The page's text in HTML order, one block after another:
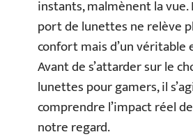
instants, malmènent la
port de lunettes ne relève
confort mais d’un véritable
Avant de s’attarder sur le
lunettes pour gamers, il
comprendre l’impact réel
notre regard.